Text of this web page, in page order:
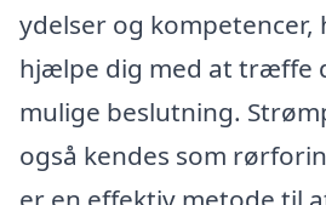
ydelser og kompetencer,
hjælpe dig med at træffe
mulige beslutning.
også kendes som